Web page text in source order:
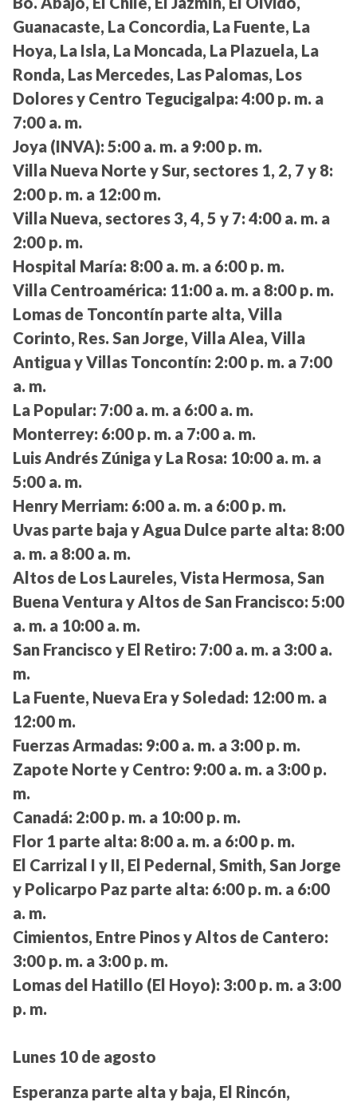
Guanacaste, La Concordia, La Fuente, La
Hoya, La Isla, La Moncada, La Plazuela, La
Ronda, Las Mercedes, Las Palomas, Los
Dolores y Centro Tegucigalpa: 4:00 p. m. a
7:00 a. m.
Joya (INVA): 5:00 a. m. a 9:00 p. m.
Villa Nueva Norte y Sur, sectores 1, 2, 7 y 8:
2:00 p. m. a 12:00 m.
Villa Nueva, sectores 3, 4, 5 y 7: 4:00 a. m. a
2:00 p. m.
Hospital María: 8:00 a. m. a 6:00 p. m.
Villa Centroamérica: 11:00 a. m. a 8:00 p. m.
Lomas de Toncontín parte alta, Villa
Corinto, Res. San Jorge, Villa Alea, Villa
Antigua y Villas Toncontín: 2:00 p. m. a 7:00
a. m.
La Popular: 7:00 a. m. a 6:00 a. m.
Monterrey: 6:00 p. m. a 7:00 a. m.
Luis Andrés Zúniga y La Rosa: 10:00 a. m. a
5:00 a. m.
Henry Merriam: 6:00 a. m. a 6:00 p. m.
Uvas parte baja y Agua Dulce parte alta: 8:00
a. m. a 8:00 a. m.
Altos de Los Laureles, Vista Hermosa, San
Buena Ventura y Altos de San Francisco: 5:00
a. m. a 10:00 a. m.
San Francisco y El Retiro: 7:00 a. m. a 3:00 a.
m.
La Fuente, Nueva Era y Soledad: 12:00 m. a
12:00 m.
Fuerzas Armadas: 9:00 a. m. a 3:00 p. m.
Zapote Norte y Centro: 9:00 a. m. a 3:00 p.
m.
Canadá: 2:00 p. m. a 10:00 p. m.
Flor 1 parte alta: 8:00 a. m. a 6:00 p. m.
El Carrizal I y II, El Pedernal, Smith, San Jorge
y Policarpo Paz parte alta: 6:00 p. m. a 6:00
a. m.
Cimientos, Entre Pinos y Altos de Cantero:
3:00 p. m. a 3:00 p. m.
Lomas del Hatillo (El Hoyo): 3:00 p. m. a 3:00
p. m.
Lunes 10 de agosto
Esperanza parte alta y baja, El Rincón,